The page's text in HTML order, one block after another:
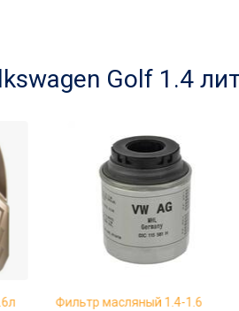
Golf 1.4
Фильтр масляный 1.4-1.6